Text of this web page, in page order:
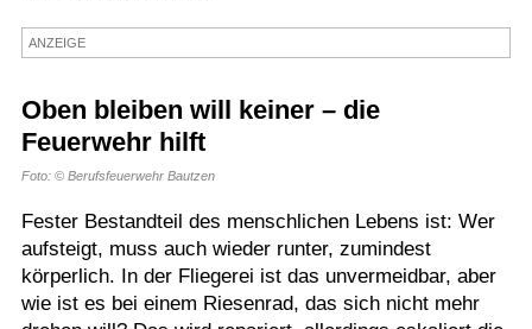
Kostenlos
ANZEIGE
Oben bleiben will keiner – die
Feuerwehr hilft
Foto: © Berufsfeuerwehr Bautzen
Fester Bestandteil des menschlichen Lebens ist: Wer
aufsteigt, muss auch wieder runter, zumindest
körperlich. In der Fliegerei ist das unvermeidbar, aber
wie ist es bei einem Riesenrad, das sich nicht mehr